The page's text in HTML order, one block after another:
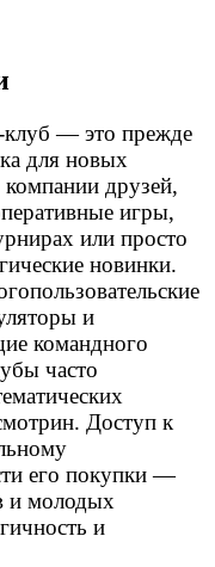
— это прежде
для новых
компании друзей,
игры,
или просто
новинки.
и
командного
часто
Доступ к
его покупки —
и молодых
и